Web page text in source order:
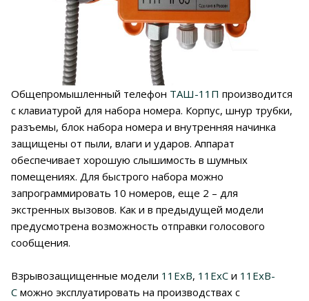
Общепромышленный телефон ТАШ-11П производится
с клавиатурой для набора номера. Корпус, шнур трубки,
разъемы, блок набора номера и внутренняя начинка
защищены от пыли, влаги и ударов. Аппарат
обеспечивает хорошую слышимость в шумных
помещениях. Для быстрого набора можно
запрограммировать 10 номеров, еще 2 – для
экстренных вызовов. Как и в предыдущей модели
предусмотрена возможность отправки голосового
сообщения.
Взрывозащищенные модели 11ExB, 11ExC и 11ExB-
C можно эксплуатировать на производствах с